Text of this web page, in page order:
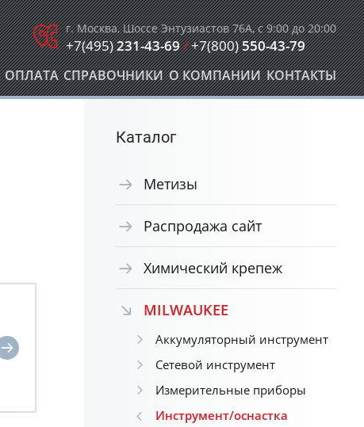
г. Москва, Шоссе Энтузиастов 76А, с 9:00 до 20:00
+7(495)231-43-69/+7(800)550-43-79
ОПЛАТА СПРАВОЧНИКИ О КОМПАНИИ КОНТАКТЫ
Каталог
Метизы
Распродажа сайт
Химический крепеж
MILWAUKEE
Аккумуляторный инструмент
Сетевой инструмент
Измерительные приборы
Инструмент/оснастка